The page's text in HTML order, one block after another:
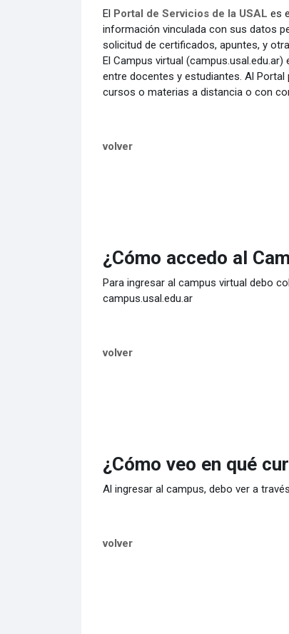
El Portal de Servicios de la USAL es
información vinculada con sus datos
solicitud de certificados, apuntes, y
El Campus virtual
entre docentes y estudiantes. Al
cursos o materias a distancia o con
volver
¿Cómo accedo al
Para ingresar al campus virtual debo
campus.usal.edu.ar
volver
¿Cómo veo en qué
Al ingresar al campus, debo ver a
volver